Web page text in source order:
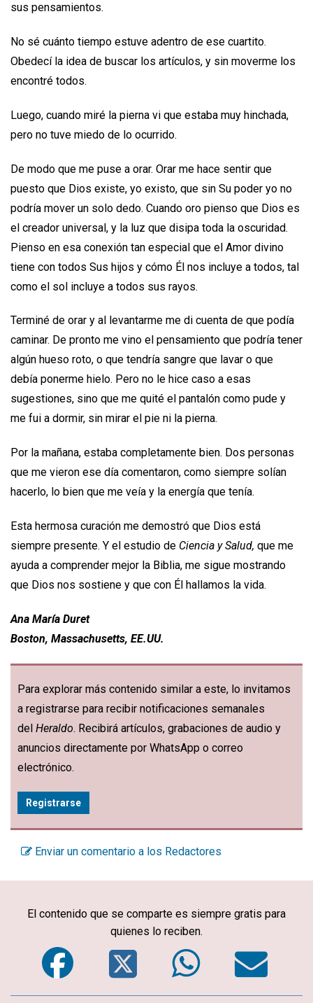
sus pensamientos.
No sé cuánto tiempo estuve adentro de ese cuartito.
Obedecí la idea de buscar los artículos, y sin moverme los
encontré todos.
Luego, cuando miré la pierna vi que estaba muy hinchada,
pero no tuve miedo de lo ocurrido.
De modo que me puse a orar. Orar me hace sentir que
puesto que Dios existe, yo existo, que sin Su poder yo no
podría mover un solo dedo. Cuando oro pienso que Dios es
el creador universal, y la luz que disipa toda la oscuridad.
Pienso en esa conexión tan especial que el Amor divino
tiene con todos Sus hijos y cómo Él nos incluye a todos, tal
como el sol incluye a todos sus rayos.
Terminé de orar y al levantarme me di cuenta de que podía
caminar. De pronto me vino el pensamiento que podría tener
algún hueso roto, o que tendría sangre que lavar o que
debía ponerme hielo. Pero no le hice caso a esas
sugestiones, sino que me quité el pantalón como pude y
me fui a dormir, sin mirar el pie ni la pierna.
Por la mañana, estaba completamente bien. Dos personas
que me vieron ese día comentaron, como siempre solían
hacerlo, lo bien que me veía y la energía que tenía.
Esta hermosa curación me demostró que Dios está
siempre presente. Y el estudio de Ciencia y Salud, que me
ayuda a comprender mejor la Biblia, me sigue mostrando
que Dios nos sostiene y que con Él hallamos la vida.
Ana María Duret
Boston, Massachusetts, EE.UU.
Para explorar más contenido similar a este, lo invitamos
a registrarse para recibir notificaciones semanales
del Heraldo. Recibirá artículos, grabaciones de audio y
anuncios directamente por WhatsApp o correo
electrónico.
Registrarse
Enviar un comentario a los Redactores
El contenido que se comparte es siempre gratis para
quienes lo reciben.
Facebook
Twitter